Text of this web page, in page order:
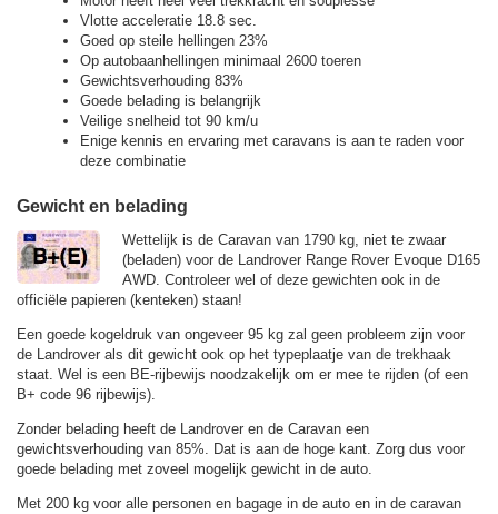
Vlotte acceleratie 18.8 sec.
Goed op steile hellingen 23%
Op autobaanhellingen minimaal 2600 toeren
Gewichtsverhouding 83%
Goede belading is belangrijk
Veilige snelheid tot 90 km/u
Enige kennis en ervaring met caravans is aan te raden voor
deze combinatie
Gewicht en belading
Wettelijk is de Caravan van 1790 kg, niet te zwaar
(beladen) voor de Landrover Range Rover Evoque D165
AWD. Controleer wel of deze gewichten ook in de
officiële papieren (kenteken) staan!
Een goede kogeldruk van ongeveer 95 kg zal geen probleem zijn voor
de Landrover als dit gewicht ook op het typeplaatje van de trekhaak
staat. Wel is een BE-rijbewijs noodzakelijk om er mee te rijden (of een
B+ code 96 rijbewijs).
Zonder belading heeft de Landrover en de Caravan een
gewichtsverhouding van 85%. Dat is aan de hoge kant. Zorg dus voor
goede belading met zoveel mogelijk gewicht in de auto.
Met 200 kg voor alle personen en bagage in de auto en in de caravan